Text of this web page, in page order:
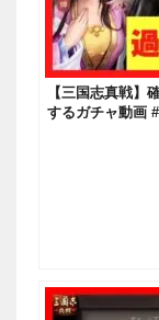
【三国志真戦】
するガチャ動画